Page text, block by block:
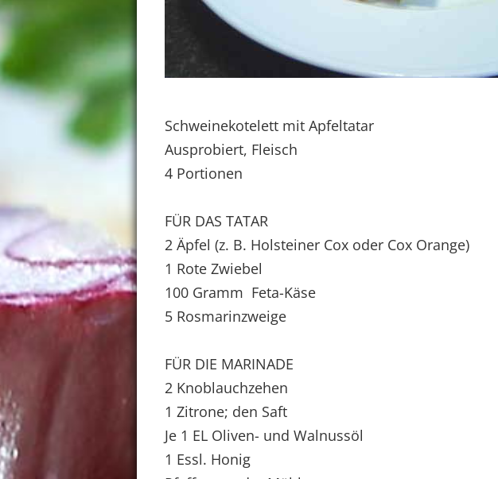
Schweinekotelett mit Apfeltatar
Ausprobiert, Fleisch
4 Portionen
FÜR DAS TATAR
2 Äpfel (z. B. Holsteiner Cox oder Cox Orange)
1 Rote Zwiebel
100 Gramm Feta-Käse
5 Rosmarinzweige
FÜR DIE MARINADE
2 Knoblauchzehen
1 Zitrone; den Saft
Je 1 EL Oliven- und Walnussöl
1 Essl. Honig